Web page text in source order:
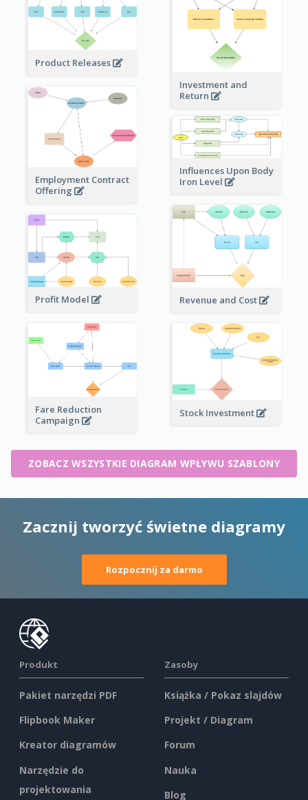
Product Releases
Investment and
Return
Employment Contract
Offering
Influences Upon Body
Iron Level
Revenue and Cost
Profit Model
Fare Reduction
Campaign
Stock Investment
ZOBACZ WSZYSTKIE DIAGRAM WPŁYWU SZABLONY
Zacznij tworzyć świetne diagramy
Rozpocznij za darmo
Produkt
Pakiet narzędzi PDF
Flipbook Maker
Kreator diagramów
Narzędzie do
projektowania
Zasoby
Książka / Pokaz slajdów
Projekt / Diagram
Forum
Nauka
Blog